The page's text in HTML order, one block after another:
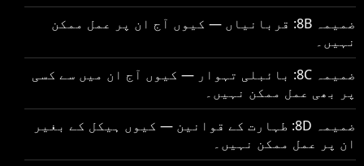
ضمیمہ 8B: قربانیاں — کیوں آج ان پر عمل ممکن
نہیں۔
ضمیمہ 8C: بائبلی تہوار — کیوں آج ان میں سے کسی
پر بھی عمل ممکن نہیں۔
ضمیمہ 8D: طہارت کے قوانین — کیوں ہیکل کے بغیر
ان پر عمل ممکن نہیں۔